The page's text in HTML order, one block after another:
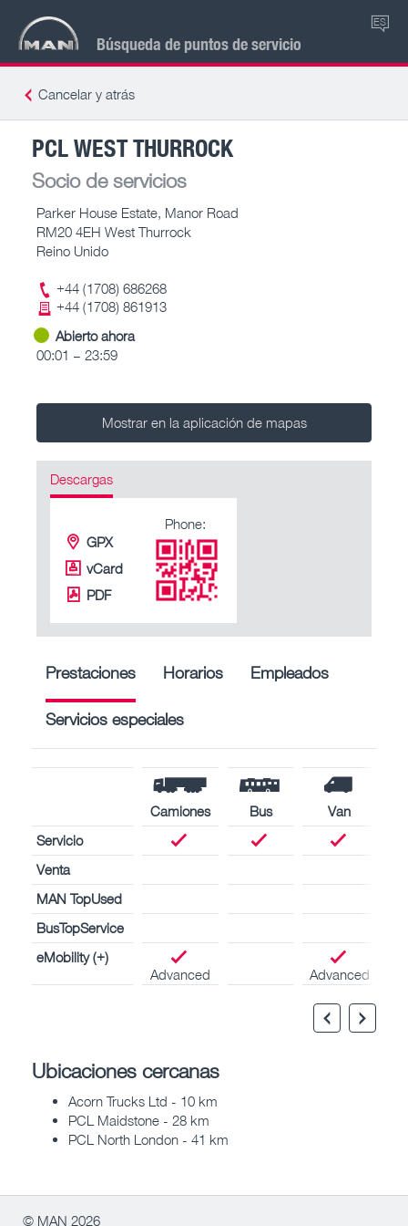
Búsqueda de puntos de servicio
ES
Cancelar y atrás
PCL WEST THURROCK
Socio de servicios
Parker House Estate, Manor Road
RM20 4EH West Thurrock
Reino Unido
+44 (1708) 686268
+44 (1708) 861913
Abierto ahora
00:01 – 23:59
Mostrar en la aplicación de mapas
Descargas
GPX
vCard
PDF
Phone:
Prestaciones Horarios Empleados
Servicios especiales
Camiones Bus
Van
Servicio
Venta
MAN TopUsed
BusTopService
eMobility (+)
Advanced
Advanced
Ubicaciones cercanas
Acorn Trucks Ltd - 10 km
PCL Maidstone - 28 km
PCL North London - 41 km
© MAN 2026